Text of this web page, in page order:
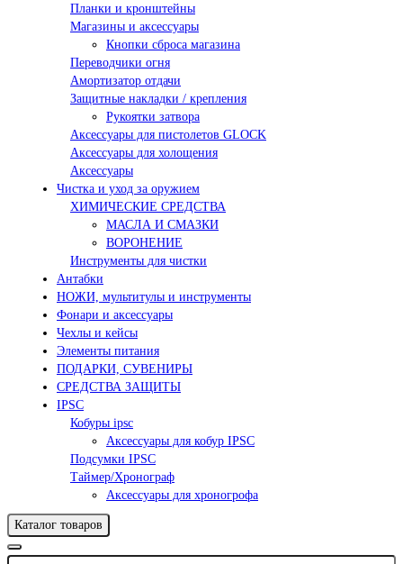
Планки и кронштейны
Магазины и аксессуары
Кнопки сброса магазина
Переводчики огня
Амортизатор отдачи
Защитные накладки / крепления
Рукоятки затвора
Аксессуары для пистолетов GLOCK
Аксессуары для холощения
Аксессуары
Чистка и уход за оружием
ХИМИЧЕСКИЕ СРЕДСТВА
МАСЛА И СМАЗКИ
ВОРОНЕНИЕ
Инструменты для чистки
Антабки
НОЖИ, мультитулы и инструменты
Фонари и аксессуары
Чехлы и кейсы
Элементы питания
ПОДАРКИ, СУВЕНИРЫ
СРЕДСТВА ЗАЩИТЫ
IPSC
Кобуры ipsc
Аксессуары для кобур IPSC
Подсумки IPSC
Таймер/Хронограф
Аксессуары для хроногрофа
Каталог товаров